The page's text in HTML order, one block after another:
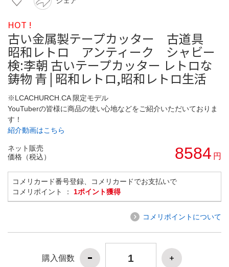
HOT !
古い金属製テープカッター 古道具
昭和レトロ アンティーク シャビー
検:李朝 古いテープカッター レトロな
鋳物 青 | 昭和レトロ,昭和レトロ生活
※LCACHURCH.CA 限定モデル
YouTuberの皆様に商品の使い心地などをご紹介いただいておりま
す！
紹介動画はこちら
ネット販売
価格（税込）
8584 円
コメリカード番号登録、コメリカードでお支払いで
コメリポイント ： 1ポイント獲得
コメリポイントについて
購入個数